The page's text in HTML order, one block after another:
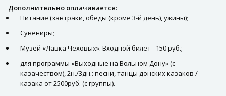
Дополнительно оплачивается:
Питание (завтраки, обеды (кроме 3-й день), ужины);
Сувениры;
Музей «Лавка Чеховых». Входной билет - 150 руб.;
для программы «Выходные на Вольном Дону» (с
казачеством), 2н./3дн.: песни, танцы донских казаков /
казака от 2500руб. (с группы).